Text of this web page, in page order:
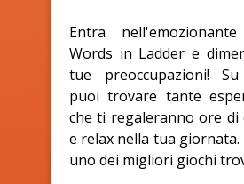
Entra
Words in Ladder e
tue preoccupazioni! Su
puoi trovare tante
che ti regaleranno ore di
e relax nella tua
uno dei migliori giochi